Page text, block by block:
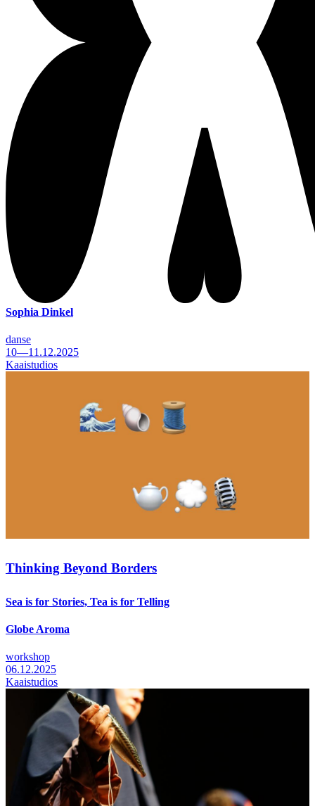
Sophia Dinkel
danse
10—11.12.2025
Kaaistudios
Thinking Beyond Borders
Sea is for Stories, Tea is for Telling
Globe Aroma
workshop
06.12.2025
Kaaistudios